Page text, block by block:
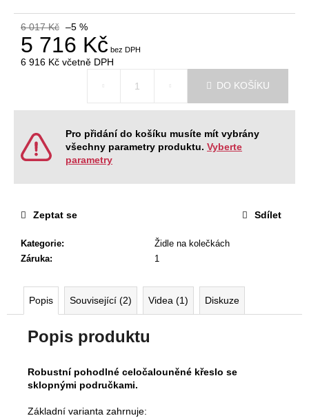
6 017 Kč –5 %
5 716 Kč
6 916 Kč včetně DPH
DO KOŠÍKU
Pro přidání do košíku musíte mít vybrány
všechny parametry produktu. Vyberte
parametry
Kategorie:
Židle na kolečkách
Záruka: 1
Zeptat se Sdílet
Popis Související (2) Videa (1) Diskuze
Popis produktu
Robustní pohodlné celočalouněné křeslo se
sklopnými područkami.
Základní varianta zahrnuje:
11
185
Kč